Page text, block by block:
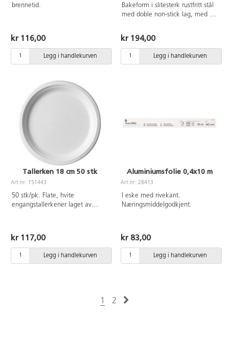
brennetid.
kr 116,00
Legg i handlekurven
Bakeform i slitesterk rustfritt stål
med doble non-stick lag, med 12
sorteringsøvelser eller som
malepalett. Tåler vask i
Næringsmiddelgodkjent. Mål:
kr 194,00
Legg i handlekurven
Tallerken 18 cm 50 stk
Art.nr: 151443
50 stk/pk. Flate, hvite
engangstallerkener laget av
Komposterbar. Bagasse er et fett-
og ripebestandig alternativ til
kr 117,00
Legg i handlekurven
Aluminiumsfolie 0,4x10 m
Art.nr: 28413
I eske med rivekant.
Næringsmiddelgodkjent.
kr 83,00
Legg i handlekurven
1 2